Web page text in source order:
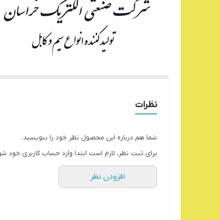
نظرات
شما هم درباره این محصول نظر خود را بنویسید.
برای ثبت نظر، لازم است ابتدا وارد حساب کاربری خود
افزودن نظر